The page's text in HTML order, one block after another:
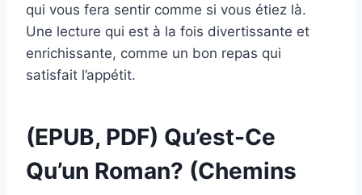
qui vous fera sentir comme si vous étiez là.
Une lecture qui est à la fois divertissante et
enrichissante, comme un bon repas qui
satisfait l’appétit.
(EPUB, PDF) Qu’est-Ce
Qu’un Roman? (Chemins